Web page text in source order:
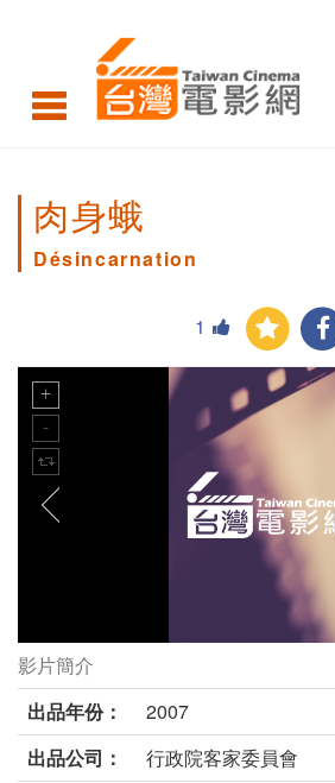
肉身蛾
Désincarnation
1
肉身蛾劇照
影片簡介
出品年份：
2007
出品公司：
行政院客家委員會